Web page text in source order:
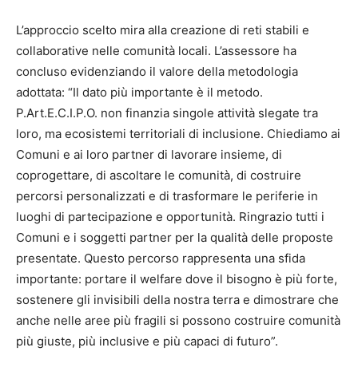
L’approccio scelto mira alla creazione di reti stabili e
collaborative nelle comunità locali. L’assessore ha
concluso evidenziando il valore della metodologia
adottata: “Il dato più importante è il metodo.
P.Art.E.C.I.P.O. non finanzia singole attività slegate tra
loro, ma ecosistemi territoriali di inclusione. Chiediamo ai
Comuni e ai loro partner di lavorare insieme, di
coprogettare, di ascoltare le comunità, di costruire
percorsi personalizzati e di trasformare le periferie in
luoghi di partecipazione e opportunità. Ringrazio tutti i
Comuni e i soggetti partner per la qualità delle proposte
presentate. Questo percorso rappresenta una sfida
importante: portare il welfare dove il bisogno è più forte,
sostenere gli invisibili della nostra terra e dimostrare che
anche nelle aree più fragili si possono costruire comunità
più giuste, più inclusive e più capaci di futuro”.